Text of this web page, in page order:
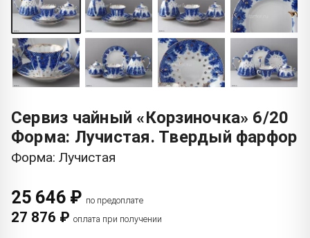
Сервиз чайный «Корзиночка» 6/20
Форма: Лучистая. Твердый фарфор
Форма: Лучистая
25 646 ₽ по предоплате
27 876 ₽ оплата при получении